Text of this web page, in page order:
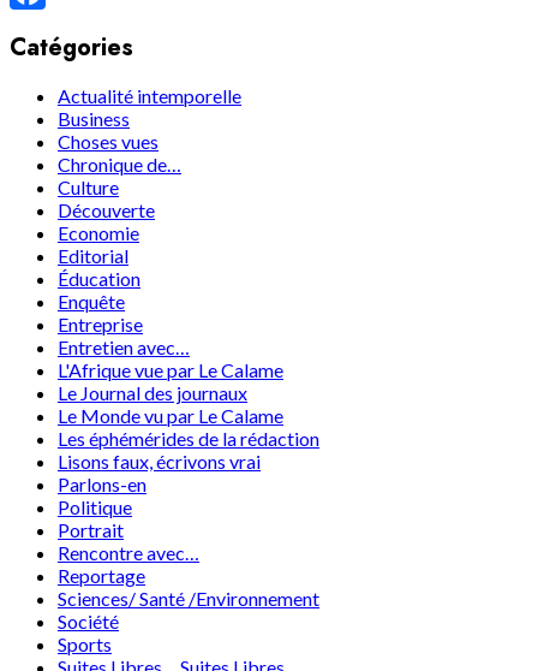
Catégories
Actualité intemporelle
Business
Choses vues
Chronique de…
Culture
Découverte
Economie
Editorial
Éducation
Enquête
Entreprise
Entretien avec…
L'Afrique vue par Le Calame
Le Journal des journaux
Le Monde vu par Le Calame
Les éphémérides de la rédaction
Lisons faux, écrivons vrai
Parlons-en
Politique
Portrait
Rencontre avec…
Reportage
Sciences/ Santé /Environnement
Société
Sports